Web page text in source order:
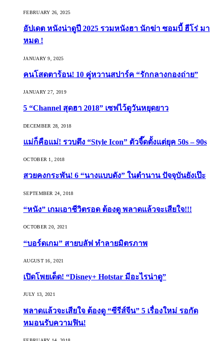
FEBRUARY 26, 2025
อัปเดต หนังน่าดูปี 2025 รวมหนังฮา นักฆ่า ซอมบี้ ฮีโร่ มา
หมด !
JANUARY 9, 2025
คนโสดตาร้อน! 10 คู่หวานสปาร์ค “รักกลางกองถ่าย”
JANUARY 27, 2019
5 “Channel สุดฮา 2018” เซฟไว้ดูวันหยุดยาว
DECEMBER 28, 2018
แม่ก็คือแม่! รวบตึง “Style Icon” ตัวจี๊ดตั้งแต่ยุค 50s – 90s
OCTOBER 1, 2018
สวยคงกระพัน! 6 “นางแบบดัง” ในตำนาน ปัจจุบันยังเป๊ะ
SEPTEMBER 24, 2018
“หนัง” เกมเอาชีวิตรอด ต้องดู พลาดแล้วจะเสียใจ!!!
OCTOBER 20, 2021
“บอร์ดเกม” สายบลัฟ ทำลายมิตรภาพ
AUGUST 16, 2021
เปิดโพยเด็ด! “Disney+ Hotstar มีอะไรน่าดู”
JULY 13, 2021
พลาดแล้วจะเสียใจ ต้องดู “ซีรีส์จีน” 5 เรื่องใหม่ รอกัด
หมอนรับความฟิน!